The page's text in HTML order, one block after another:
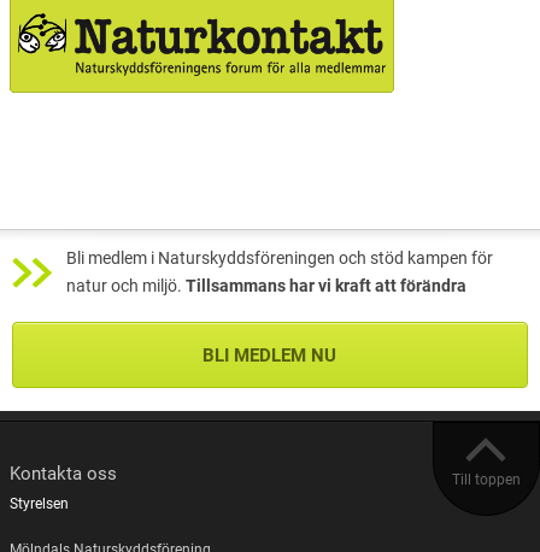
Bli medlem i Naturskyddsföreningen och stöd kampen för
natur och miljö. Tillsammans har vi kraft att förändra
BLI MEDLEM NU
Till toppen
Kontakta oss
Styrelsen